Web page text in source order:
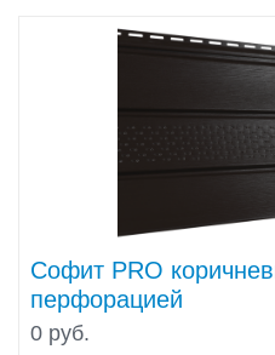
Софит PRO
перфорацией
0 руб.